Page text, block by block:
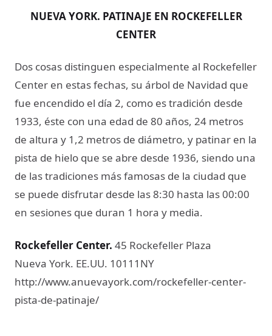
NUEVA YORK. PATINAJE EN ROCKEFELLER
CENTER
Dos cosas distinguen especialmente al Rockefeller
Center en estas fechas, su árbol de Navidad que
fue encendido el día 2, como es tradición desde
1933, éste con una edad de 80 años, 24 metros
de altura y 1,2 metros de diámetro, y patinar en la
pista de hielo que se abre desde 1936, siendo una
de las tradiciones más famosas de la ciudad que
se puede disfrutar desde las 8:30 hasta las 00:00
en sesiones que duran 1 hora y media.
Rockefeller Center​. 45 Rockefeller Plaza
Nueva York. EE.UU. 10111NY
http://www.anuevayork.com/rockefeller-center-
pista-de-patinaje/